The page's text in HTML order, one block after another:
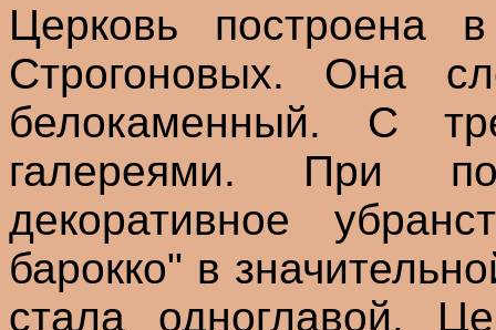
Церковь построена
Строгоновых. Она
белокаменный. С
галереями. При
декоративное
барокко" в
стала одноглавой.